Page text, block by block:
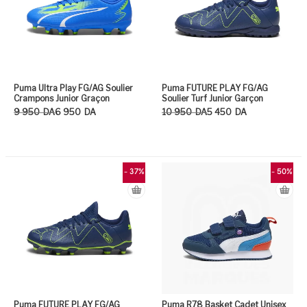
Puma Ultra Play FG/AG Soulier
Crampons Junior Graçon
9 950 DA
Le prix initial était : 9 950DA.
6 950 DA
Le prix actuel est : 6 950DA.
Puma FUTURE PLAY FG/AG
Soulier Turf Junior Garçon
10 950 DA
Le prix initial était : 10 950DA.
5 450 DA
Le prix actuel est : 5 450DA.
- 37%
Puma FUTURE PLAY FG/AG
- 50%
Puma R78 Basket Cadet Unisex